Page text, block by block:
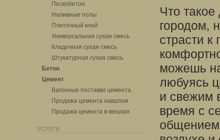
Пескобетон
Наливные полы
Плиточный клей
Универсальная сухая смесь
Кладочная сухая смесь
Штукатурная сухая смесь
Бетон
Цемент
Вагонные поставки цемента
Продажа цемента навалом
Продажа цемента в мешках
УСЛУГИ
Что такое
городом,
страсти
можешь
любуясь
и свежим
время с